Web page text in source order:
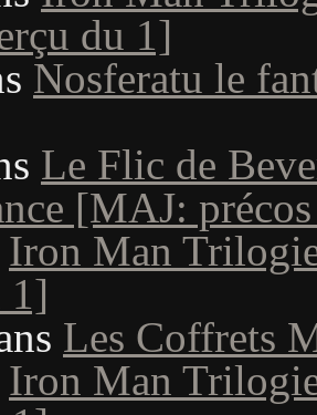
du 1]
Nosferatu le
Le Flic de
[MAJ:
Iron Man
1]
Les Coffrets
Iron Man